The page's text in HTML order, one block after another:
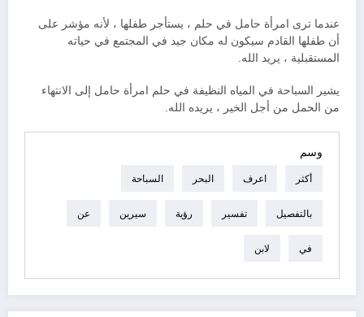
عندما ترى امرأة حامل في حلم ، يستأجر طفلها ، لأنه مؤشر على
أن طفلها القادم سيكون له مكان جيد في المجتمع في حياته
المستقبلية ، يريد الله.
يشير السباحة في المياه النظيفة في حلم امرأة حامل إلى الانتهاء
من الحمل من أجل الخير ، يريده الله.
وسم
أكثر اعرف البحر السباحة
بالتفصيل تفسير رؤية سيرين عن
في لابن